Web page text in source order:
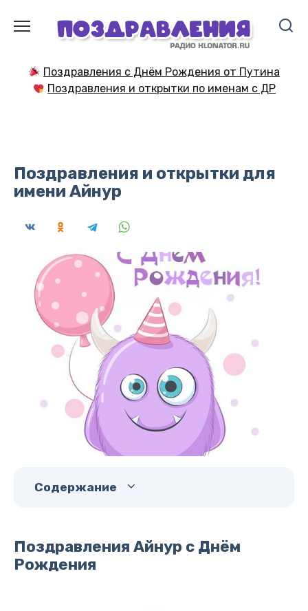
содержанию
Поздравления с Днём Рождения от Путина
Поздравления и открытки по именам с ДР
Поздравления и открытки для
имени Айнур
Содержание
Поздравления Айнур с Днём
Рождения